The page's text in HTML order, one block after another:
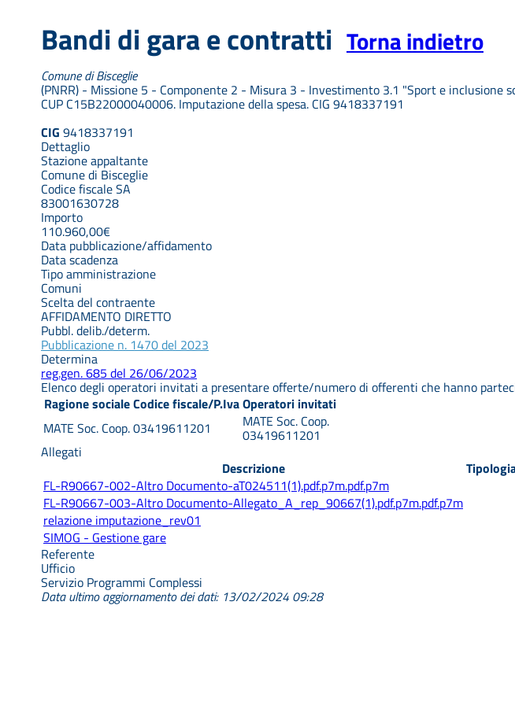
Bandi di gara e contratti Torna indietro
Comune di Bisceglie
(PNRR) - Missione 5 - Componente 2 - Misura 3 - Investimento 3.1 "Sport e inclusione
CUP C15B22000040006. Imputazione della spesa. CIG 9418337191
CIG 9418337191
Dettaglio
Stazione appaltante
Comune di Bisceglie
Codice fiscale SA
83001630728
Importo
110.960,00€
Data pubblicazione/affidamento
Data scadenza
Tipo amministrazione
Comuni
Scelta del contraente
AFFIDAMENTO DIRETTO
Pubbl. delib./determ.
Pubblicazione n. 1470 del 2023
Determina
reg.gen. 685 del 26/06/2023
Elenco degli operatori invitati a presentare offerte/numero di offerenti che hanno
Ragione socialeCodice fiscale/P.IvaOperatori invitati
MATE Soc. Coop.03419611201 MATE Soc. Coop.
03419611201
Allegati
Descrizione
FL-R90667-002-Altro Documento-aT024511(1).pdf.p7m.pdf.p7m
FL-R90667-003-Altro Documento-Allegato_A_rep_90667(1).pdf.p7m.pdf.p7m
relazione imputazione_rev01
SIMOG - Gestione gare
Referente
Ufficio
Servizio Programmi Complessi
Data ultimo aggiornamento dei dati: 13/02/2024 09:28